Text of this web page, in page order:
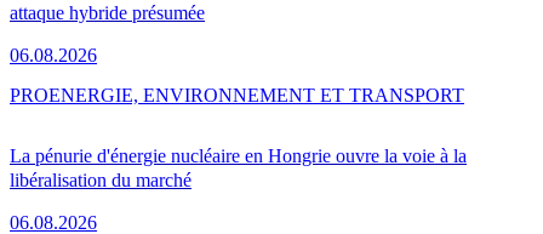
attaque hybride présumée
06.08.2026
La pénurie d'énergie nucléaire en Hongrie ouvre la voie à la
libéralisation du marché
06.08.2026
PROENERGIE, ENVIRONNEMENT ET TRANSPORT